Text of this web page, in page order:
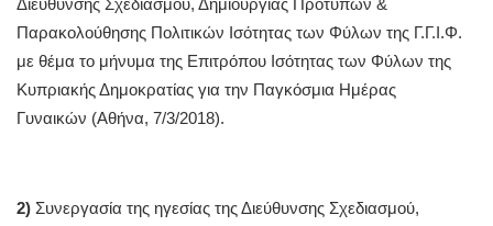
Παρακολούθησης Πολιτικών Ισότητας των Φύλων της Γ.Γ.Ι.Φ.
με θέμα το μήνυμα της Επιτρόπου Ισότητας των Φύλων της
Κυπριακής Δημοκρατίας για την Παγκόσμια Ημέρας
Γυναικών (Αθήνα, 7/3/2018).
2) Συνεργασία της ηγεσίας της Διεύθυνσης Σχεδιασμού,